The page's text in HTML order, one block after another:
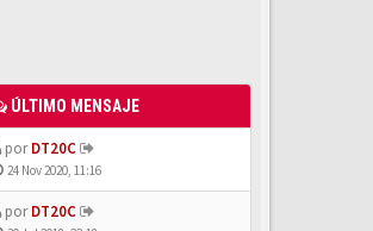
ÚLTIMO MENSAJE
porDT20C
24 Nov 2020, 11:16
porDT20C